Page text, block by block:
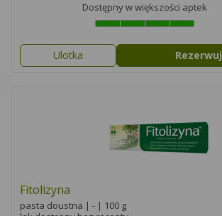
Dostępny w większości aptek
Ulotka Rezerwuj
Fitolizyna
pasta doustna | - | 100 g